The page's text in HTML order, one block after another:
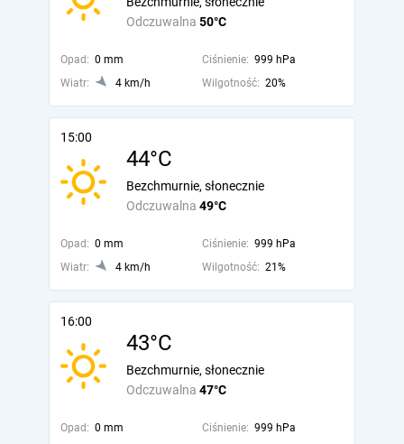
Odczuwalna 50°C
Opad: 0 mm Ciśnienie: 999 hPa
Wiatr:
4 km/h Wilgotność: 20%
15:00
44°C
Odczuwalna 49°C
Bezchmurnie, słonecznie
Opad: 0 mm Ciśnienie: 999 hPa
Wiatr:
4 km/h Wilgotność: 21%
16:00
43°C
Odczuwalna 47°C
Bezchmurnie, słonecznie
Opad: 0 mm Ciśnienie: 999 hPa